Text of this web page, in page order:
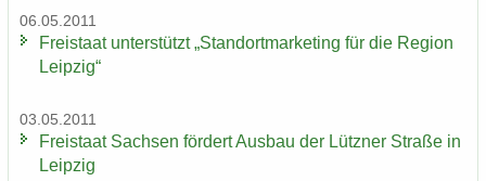
06.05.2011
Frei­staat un­ter­stützt „Stand­ort­mar­ke­ting für die Re­gi­on
Leip­zig“
03.05.2011
Frei­staat Sach­sen för­dert Aus­bau der Lütz­ner Stra­ße in
Leip­zig